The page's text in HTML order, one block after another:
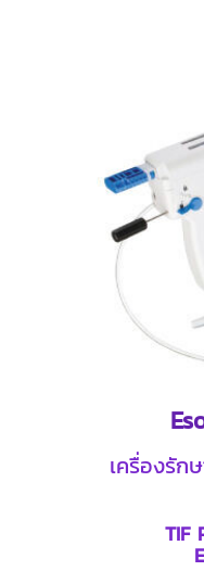
เครื่องรัก
TIF